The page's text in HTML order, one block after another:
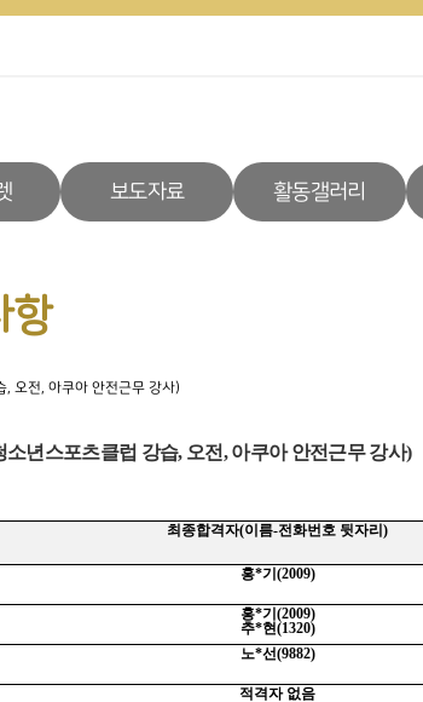
보도자료 활동갤러리
항
오전, 아쿠아 안전근무 강사)
소년스포츠클럽 강습, 오전,아쿠아 안전근무 강사)
최종합격자(이름-전화번호 뒷자리 )
홍*기 (2009)
홍*기 (2009)
추*현(1320)
노*선(9882)
적격자 없음